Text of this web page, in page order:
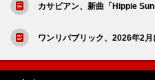
カサビアン、新曲「Hippie
ワンリパブリック、2026年2